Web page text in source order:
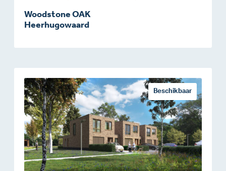
Woodstone OAK
Heerhugowaard
Beschikbaar